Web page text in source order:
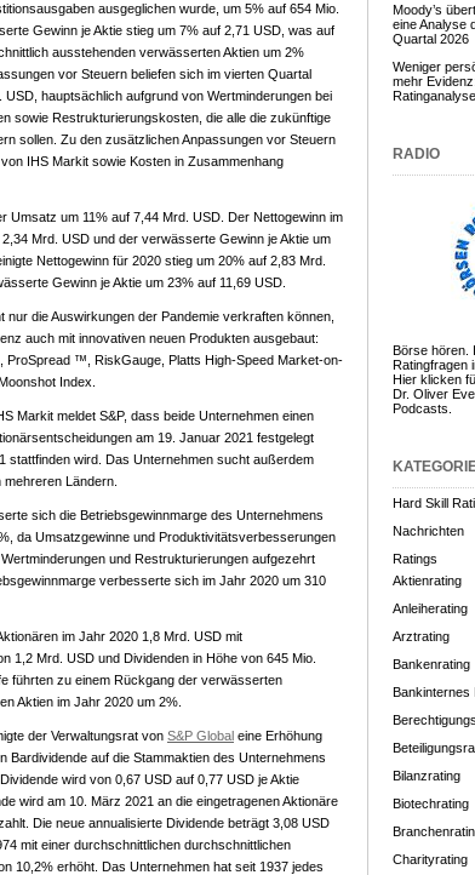
ausgeglichen wurde, um 5% auf 654 Mio.
Gewinn je Aktie stieg um 7% auf 2,71 USD, was auf
ausstehenden verwässerten Aktien um 2%
vor Steuern beliefen sich im vierten Quartal
USD, hauptsächlich aufgrund von Wertminderungen bei
sowie Restrukturierungskosten, die alle die zukünftige
sollen. Zu den zusätzlichen Anpassungen vor Steuern
IHS Markit sowie Kosten in Zusammenhang
Umsatz um 11% auf 7,44 Mrd. USD. Der Nettogewinn im
Mrd. USD und der verwässerte Gewinn je Aktie um
Nettogewinn für 2020 stieg um 20% auf 2,83 Mrd.
Gewinn je Aktie um 23% auf 11,69 USD.
nur die Auswirkungen der Pandemie verkraften können,
auch mit innovativen neuen Produkten ausgebaut:
ProSpread ™, RiskGauge, Platts High-Speed ​​Market-on-
Index.
Markit meldet S&P, dass beide Unternehmen einen
am 19. Januar 2021 festgelegt
stattfinden wird. Das Unternehmen sucht außerdem
Ländern.
sich die Betriebsgewinnmarge des Unternehmens
da Umsatzgewinne und Produktivitätsverbesserungen
und Restrukturierungen aufgezehrt
verbesserte sich im Jahr 2020 um 310
im Jahr 2020 1,8 Mrd. USD mit
1,2 Mrd. USD und Dividenden in Höhe von 645 Mio.
führten zu einem Rückgang der verwässerten
Aktien im Jahr 2020 um 2%.
der Verwaltungsrat von S&P Global eine Erhöhung
Bardividende auf die Stammaktien des Unternehmens
wird von 0,67 USD auf 0,77 USD je Aktie
wird am 10. März 2021 an die eingetragenen Aktionäre
Die neue annualisierte Dividende beträgt 3,08 USD
mit einer durchschnittlichen durchschnittlichen
10,2% erhöht. Das Unternehmen hat seit 1937 jedes
Moody’s
eine Analyse
Quartal 2026
Weniger
mehr
Ratinganalyse
RADIO
Börse hören.
Ratingfragen
Hier klicken
Dr. Oliver
Podcasts.
Hard Skill
Nachrichten
Ratings
Aktienrating
Anleiherating
Arztrating
Bankenrating
Bankinternes
Bilanzrating
Biotechrating
Charityrating